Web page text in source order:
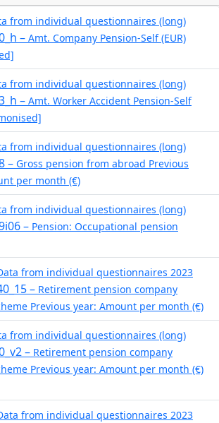
from individual questionnaires (long)
– Amt. Company Pension-Self (EUR)
from individual questionnaires (long)
– Amt. Worker Accident Pension-Self
from individual questionnaires (long)
– Gross pension from abroad Previous
per month (€)
from individual questionnaires (long)
– Pension: Occupational pension
from individual questionnaires 2023
– Retirement pension company
Previous year: Amount per month (€)
from individual questionnaires (long)
– Retirement pension company
Previous year: Amount per month (€)
from individual questionnaires 2023